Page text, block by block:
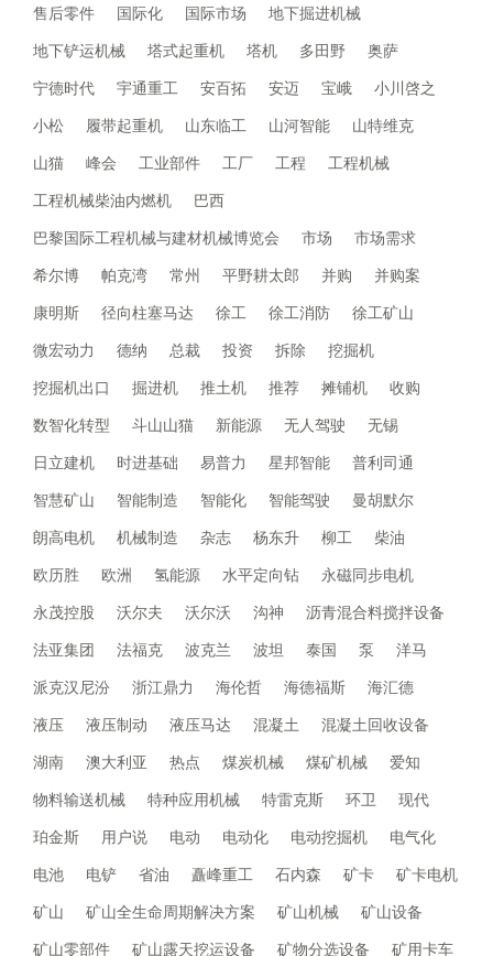
售后零件
国际化 国际市场
地下掘进机械
地下铲运机械
塔式起重机 塔机 多田野
奥萨
宁德时代
宇通重工 安百拓 安迈 宝峨
小川啓之
小松
履带起重机 山东临工 山河智能
山特维克
山猫
峰会 工业部件 工厂 工程
工程机械
工程机械柴油内燃机
巴西
巴黎国际工程机械与建材机械博览会
市场
市场需求
希尔博
帕克湾 常州 平野耕太郎 并购
并购案
康明斯
径向柱塞马达 徐工 徐工消防
徐工矿山
微宏动力
德纳 总裁 投资 拆除
挖掘机
挖掘机出口
掘进机 推土机 推荐 摊铺机
收购
数智化转型
斗山山猫 新能源 无人驾驶
无锡
日立建机
时进基础 易普力 星邦智能
普利司通
智慧矿山
智能制造 智能化 智能驾驶
曼胡默尔
朗高电机
机械制造 杂志 杨东升 柳工
柴油
欧历胜
欧洲 氢能源 水平定向钻
永磁同步电机
永茂控股
沃尔夫 沃尔沃 沟神
沥青混合料搅拌设备
法亚集团
法福克 波克兰 波坦 泰国 泵
洋马
派克汉尼汾
浙江鼎力 海伦哲 海德福斯
海汇德
液压
液压制动 液压马达 混凝土
混凝土回收设备
湖南
澳大利亚 热点 煤炭机械 煤矿机械
爱知
物料输送机械
特种应用机械 特雷克斯 环卫
现代
珀金斯
用户说 电动 电动化 电动挖掘机
电气化
电池
电铲 省油 矗峰重工 石内森 矿卡
矿卡电机
矿山
矿山全生命周期解决方案 矿山机械
矿山设备
矿山零部件
矿山露天挖运设备 矿物分选设备 矿用卡车